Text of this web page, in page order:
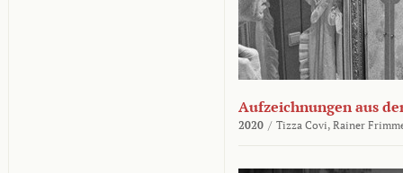
Aufzeichnungen aus
2020 / Tizza Covi, Rainer